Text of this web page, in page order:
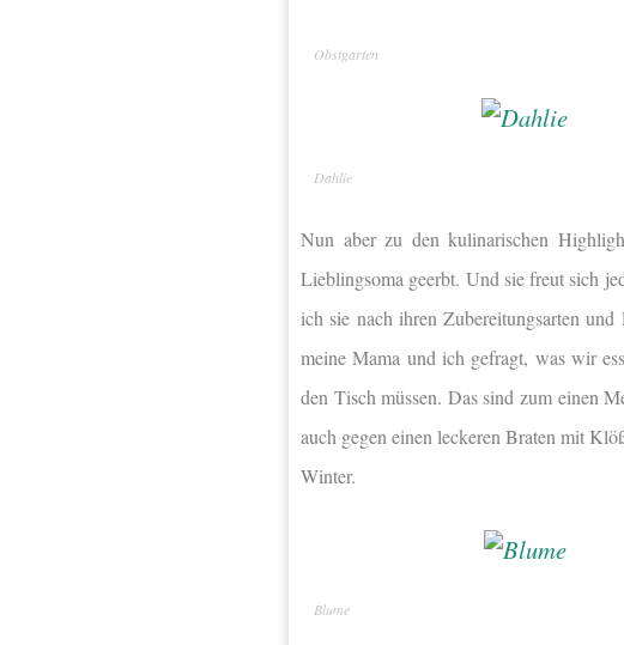
Obstgarten
Dahlie
Nun aber zu den kulinarischen
Lieblingsoma geerbt. Und sie freut sich
ich sie nach ihren Zubereitungsarten
meine Mama und ich gefragt, was wir
den Tisch müssen. Das sind zum einen
auch gegen einen leckeren Braten mit
Winter.
Blume